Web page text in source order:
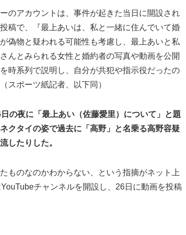
のアカウントは、事件が起きた当日に開設され
稿で、『最上あいは、私と一緒に住んでいて婚
偽物と疑われる可能性も考慮し、最上あいと私
んとみられる女性と婚約者の写真や動画を公開
時系列で説明し、自分が共犯や指示役だったの
スポーツ紙記者、以下同）
の夜に「最上あい（佐藤愛里）について」と題
クタイの姿で過去に「高野」と名乗る高野容疑
したりした。
のなのかわからない、という指摘がネット上
チャンネルを開設し、26日に動画を投稿